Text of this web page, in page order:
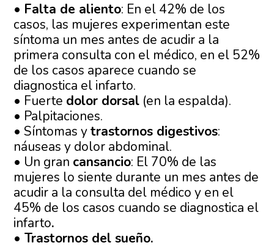
• Falta de aliento: En el 42% de los
casos, las mujeres experimentan este
síntoma un mes antes de acudir a la
primera consulta con el médico, en el 52%
de los casos aparece cuando se
diagnostica el infarto.
• Fuerte dolor dorsal (en la espalda).
• Palpitaciones.
• Síntomas ytrastornos digestivos:
náuseas y dolor abdominal.
• Un gran cansancio: El 70% de las
mujeres lo siente durante un mes antes de
acudir a la consulta del médico y en el
45% de los casos cuando se diagnostica el
infarto.
• Trastornos del sueño.